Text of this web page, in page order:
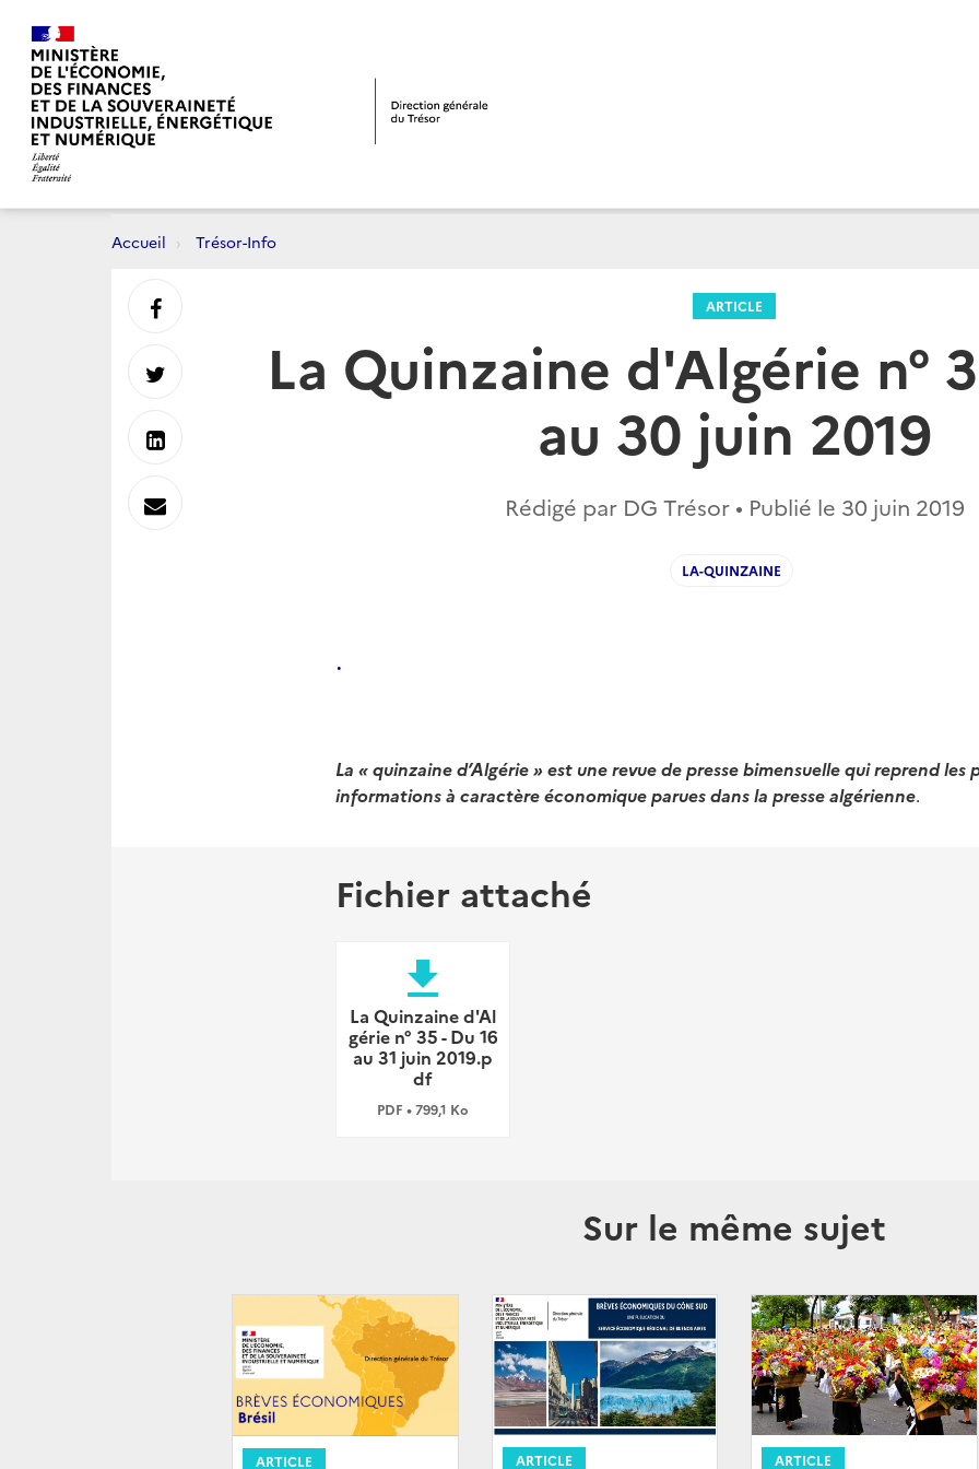
Accueil Trésor-Info
ARTICLE
La Quinzaine d'Algérie n°
au 30 juin 2019
Rédigé par DG Trésor • Publié le 30 juin 2019
LA-QUINZAINE
.
La « quinzaine d’Algérie » est une revue de presse bimensuelle qui reprend les
informations à caractère économique parues dans la presse algérienne.
Fichier attaché
file_download
La Quinzaine d'Al
gérie n° 35 - Du 16
au 31 juin 2019.p
df
PDF • 799,1 Ko
Sur le même sujet
ARTICLE ARTICLE ARTICLE
Partager
sur
Partager
sur
Partager
sur
Envoyer